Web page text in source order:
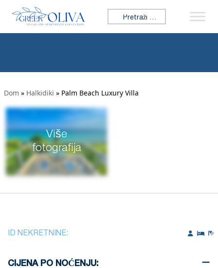
Tražiti:
Dom » Halkidiki » Palm Beach Luxury Villa
Više
fotografija
ID NEKRETNINE:
CIJENA PO NOĆENJU: